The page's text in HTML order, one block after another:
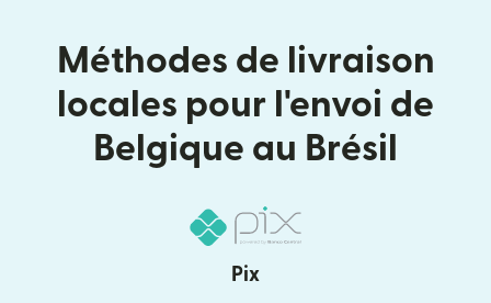
Méthodes de livraison
locales pour l'envoi de
Belgique au Brésil
Pix